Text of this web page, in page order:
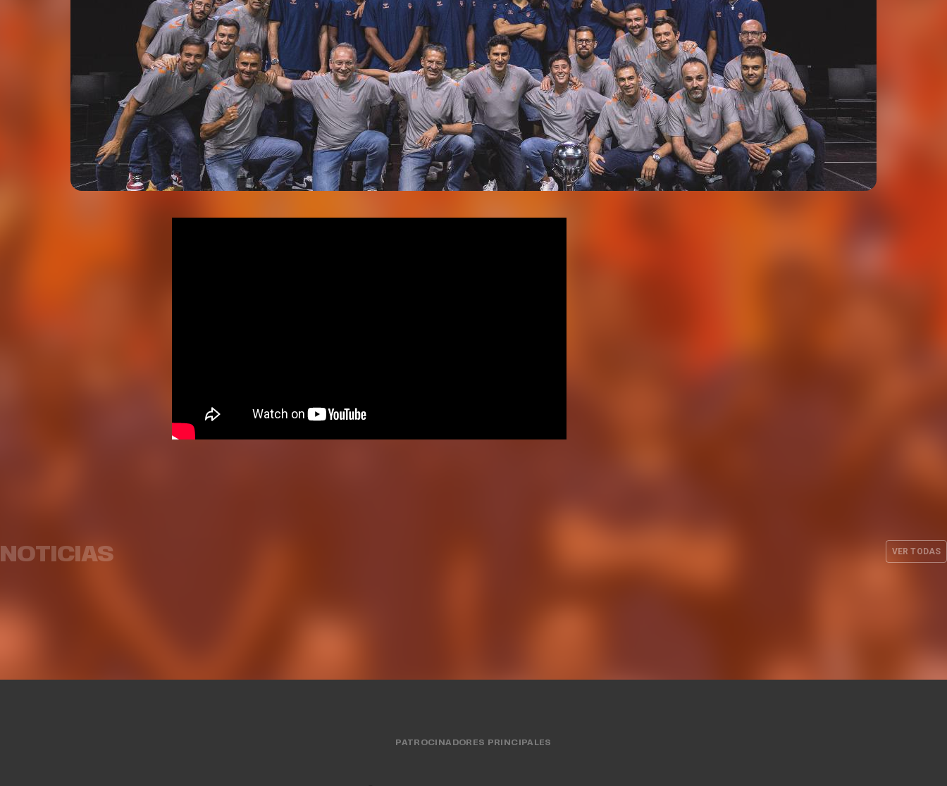
NOTICIAS VER TODAS
15.500 abonados
para la temporada 26-27
PATROCINADORES PRINCIPALES